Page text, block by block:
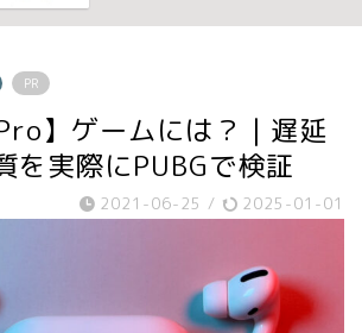
PR
】ゲームには？｜遅延
を実際にPUBGで検証
2021-06-25 / 2025-01-01